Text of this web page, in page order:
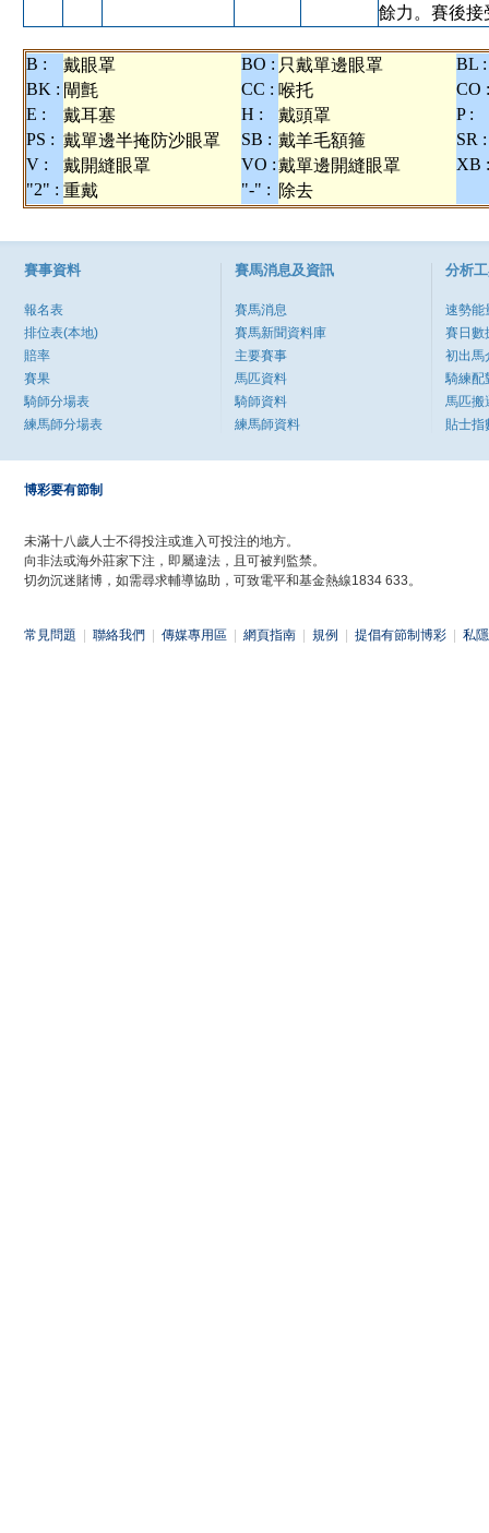
餘力。賽後接
B : 戴眼罩 BO : 只戴單邊眼罩
BL :
BK : 閘氈 CC : 喉托
CO :
E :
戴耳塞 H : 戴頭罩
P :
PS : 戴單邊半掩防沙眼罩 SB : 戴羊毛額箍
SR :
V :
戴開縫眼罩 VO :戴單邊開縫眼罩
XB :
"2" : 重戴 "-" : 除去
賽事資料
報名表
排位表(本地)
賠率
賽果
騎師分場表
練馬師分場表
賽馬消息及資訊
賽馬消息
賽馬新聞資料庫
主要賽事
馬匹資料
騎師資料
練馬師資料
分析
速勢能
賽日數
初出馬
騎練配
馬匹搬
貼士指
博彩要有節制
未滿十八歲人士不得投注或進入可投注的地方。
向非法或海外莊家下注，即屬違法，且可被判監禁。
切勿沉迷賭博，如需尋求輔導協助，可致電平和基金熱線1834 633。
常見問題 聯絡我們 傳媒專用區 網頁指南 規例 提倡有節制博彩 私